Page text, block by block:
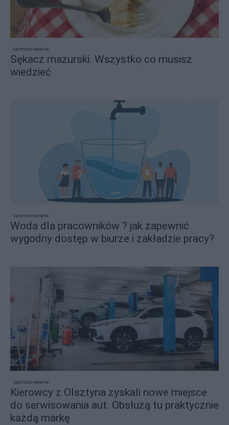
sponsorowane
Sękacz mazurski. Wszystko co musisz
wiedzieć
sponsorowane
Woda dla pracowników ? jak zapewnić
wygodny dostęp w biurze i zakładzie pracy?
sponsorowane
Kierowcy z Olsztyna zyskali nowe miejsce
do serwisowania aut. Obsłużą tu praktycznie
każdą markę